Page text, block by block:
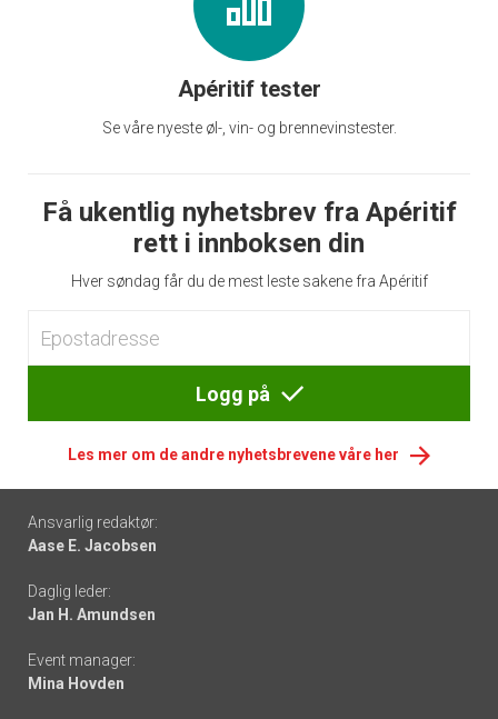
Apéritif tester
Se våre nyeste øl-, vin- og brennevinstester.
Få ukentlig nyhetsbrev fra Apéritif
rett i innboksen din
Hver søndag får du de mest leste sakene fra Apéritif
Logg på
Les mer om de andre nyhetsbrevene våre her
Footer
-
links
Ansvarlig redaktør:
Aase E. Jacobsen
Daglig leder:
Jan H. Amundsen
Event manager:
Mina Hovden